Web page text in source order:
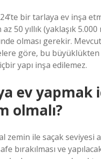
bir tarlaya ev inşa
50 yıllık (yaklaşık
olması gerekir. Mevcut
göre, bu
yapı inşa edilemez.
ev yapmak
olmalı?
zemin ile saçak seviyesi
bırakılması ve